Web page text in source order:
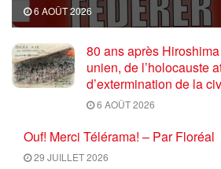
6 AOÛT 2026
80 ans après
unien, de l’holocauste
d’extermination de la
6 AOÛT 2026
Ouf! Merci Télérama! – Par Floréal
29 JUILLET 2026